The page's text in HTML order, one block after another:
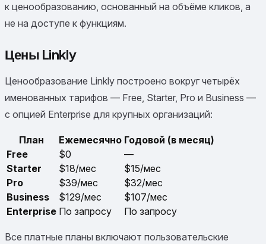
к ценообразованию, основанный на объёме кликов, а
не на доступе к функциям.
Цены Linkly
Ценообразование Linkly построено вокруг четырёх
именованных тарифов — Free, Starter, Pro и Business —
с опцией Enterprise для крупных организаций:
План Ежемесячно Годовой (в месяц)
Free
$0
—
Starter
$18/мес
$15/мес
Pro
$39/мес
$32/мес
Business
$129/мес
$107/мес
Enterprise По запросу По запросу
Все платные планы включают пользовательские